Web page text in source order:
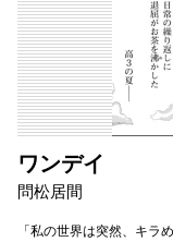
ワンデイ
問松居間
「私の世界は突然、キ